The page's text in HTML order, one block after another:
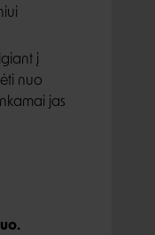
į
nuo
jas